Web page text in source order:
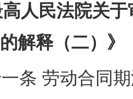
民法院关于
的解释（二）》
劳动合同期